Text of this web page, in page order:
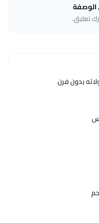
الوصفة
تعليق.
بدون فرن